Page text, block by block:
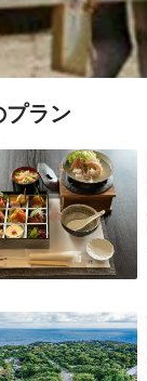
プラン